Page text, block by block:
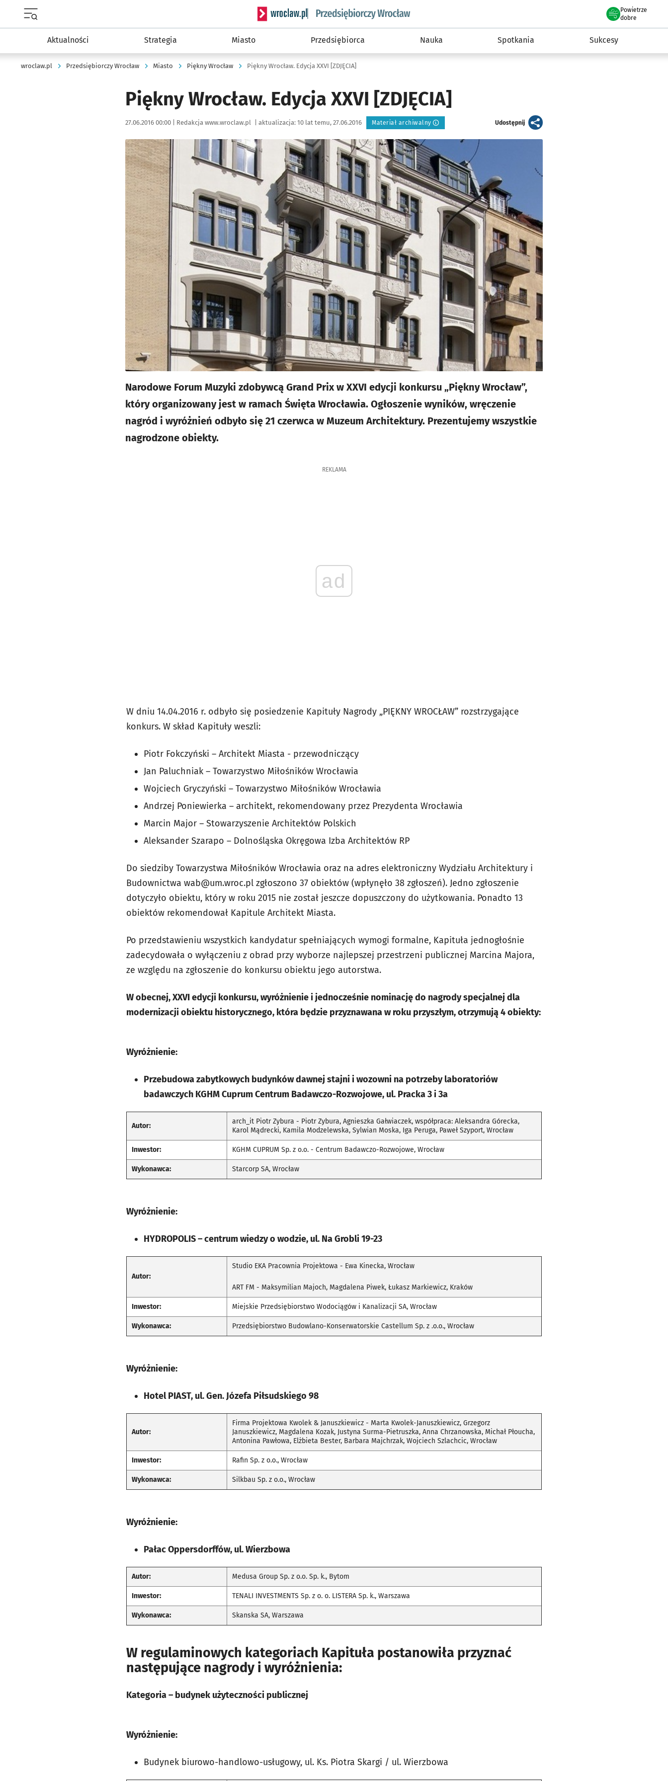
Serwis informacyjny wroclaw.pl podserwis: Strategia rozwoju przedsiębiorczości miasta Wrocławia
Powietrze
we Wrocławiu
dobre
Aktualności Strategia Miasto Przedsiębiorca Nauka Spotkania Sukcesy
wroclaw.pl Przedsiębiorczy Wrocław Miasto Piękny Wrocław Piękny Wrocław. Edycja XXVI [ZDJĘCIA]
Piękny Wrocław. Edycja XXVI [ZDJĘCIA]
Data publikacji:
27.06.2016 00:00 | Autor:
Redakcja www.wroclaw.pl aktualizacja: 10 lat temu, 27.06.2016 Materiał archiwalny Udostępnijartykuł
Kliknij, aby powiększyć
Narodowe Forum Muzyki zdobywcą Grand Prix w XXVI edycji konkursu „Piękny Wrocław”,
który organizowany jest w ramach Święta Wrocławia. Ogłoszenie wyników, wręczenie
nagród i wyróżnień odbyło się 21 czerwca w Muzeum Architektury. Prezentujemy wszystkie
nagrodzone obiekty.
REKLAMA
ad
W dniu 14.04.2016 r. odbyło się posiedzenie Kapituły Nagrody „PIĘKNY WROCŁAW” rozstrzygające
konkurs. W skład Kapituły weszli:
Piotr Fokczyński – Architekt Miasta - przewodniczący
Jan Paluchniak – Towarzystwo Miłośników Wrocławia
Wojciech Gryczyński – Towarzystwo Miłośników Wrocławia
Andrzej Poniewierka – architekt, rekomendowany przez Prezydenta Wrocławia
Marcin Major – Stowarzyszenie Architektów Polskich
Aleksander Szarapo – Dolnośląska Okręgowa Izba Architektów RP
Do siedziby Towarzystwa Miłośników Wrocławia oraz na adres elektroniczny Wydziału Architektury i
Budownictwa wab@um.wroc.pl zgłoszono 37 obiektów (wpłynęło 38 zgłoszeń). Jedno zgłoszenie
dotyczyło obiektu, który w roku 2015 nie został jeszcze dopuszczony do użytkowania. Ponadto 13
obiektów rekomendował Kapitule Architekt Miasta.
Po przedstawieniu wszystkich kandydatur spełniających wymogi formalne, Kapituła jednogłośnie
zadecydowała o wyłączeniu z obrad przy wyborze najlepszej przestrzeni publicznej Marcina Majora,
ze względu na zgłoszenie do konkursu obiektu jego autorstwa.
W obecnej, XXVI edycji konkursu, wyróżnienie i jednocześnie nominację do nagrody specjalnej dla
modernizacji obiektu historycznego, która będzie przyznawana w roku przyszłym, otrzymują 4 obiekty:
Wyróżnienie:
Przebudowa zabytkowych budynków dawnej stajni i wozowni na potrzeby laboratoriów
badawczych KGHM Cuprum Centrum Badawczo-Rozwojowe, ul. Pracka 3 i 3a
Autor:
arch_it Piotr Zybura - Piotr Zybura, Agnieszka Gałwiaczek, współpraca: Aleksandra Górecka,
Karol Mądrecki, Kamila Modzelewska, Sylwian Moska, Iga Peruga, Paweł Szyport, Wrocław
Inwestor: KGHM CUPRUM Sp. z o.o. - Centrum Badawczo-Rozwojowe, Wrocław
Wykonawca: Starcorp SA, Wrocław
Wyróżnienie:
HYDROPOLIS – centrum wiedzy o wodzie, ul. Na Grobli 19-23
Autor:
Studio EKA Pracownia Projektowa - Ewa Kinecka, Wrocław
ART FM - Maksymilian Majoch, Magdalena Piwek, Łukasz Markiewicz, Kraków
Inwestor: Miejskie Przedsiębiorstwo Wodociągów i Kanalizacji SA, Wrocław
Wykonawca: Przedsiębiorstwo Budowlano-Konserwatorskie Castellum Sp. z .o.o., Wrocław
Wyróżnienie:
Hotel PIAST, ul. Gen. Józefa Piłsudskiego 98
Autor:
Firma Projektowa Kwolek & Januszkiewicz - Marta Kwolek-Januszkiewicz, Grzegorz
Januszkiewicz, Magdalena Kozak, Justyna Surma-Pietruszka, Anna Chrzanowska, Michał Płoucha,
Antonina Pawłowa, Elżbieta Bester, Barbara Majchrzak, Wojciech Szlachcic, Wrocław
Inwestor: Rafin Sp. z o.o., Wrocław
Wykonawca: Silkbau Sp. z o.o., Wrocław
Wyróżnienie:
Pałac Oppersdorffów, ul. Wierzbowa
Autor: Medusa Group Sp. z o.o. Sp. k., Bytom
Inwestor: TENALI INVESTMENTS Sp. z o. o. LISTERA Sp. k., Warszawa
Wykonawca: Skanska SA, Warszawa
W regulaminowych kategoriach Kapituła postanowiła przyznać
następujące nagrody i wyróżnienia:
Kategoria – budynek użyteczności publicznej
Wyróżnienie:
Budynek biurowo-handlowo-usługowy, ul. Ks. Piotra Skargi / ul. Wierzbowa